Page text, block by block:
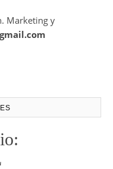
Marketing y